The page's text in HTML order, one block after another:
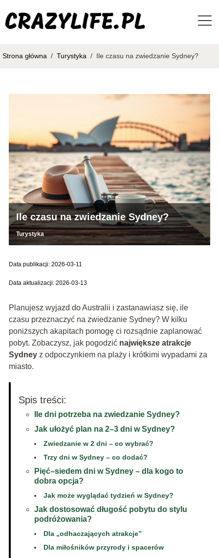
Strona główna / Turystyka / Ile czasu na zwiedzanie Sydney?
Ile czasu na zwiedzanie Sydney?
Turystyka
Data publikacji: 2026-03-11
Data aktualizacji: 2026-03-13
Planujesz wyjazd do Australii i zastanawiasz się, ile
czasu przeznaczyć na zwiedzanie Sydney? W kilku
poniższych akapitach pomogę ci rozsądnie zaplanować
pobyt. Zobaczysz, jak pogodzić największe atrakcje
Sydneyz odpoczynkiem na plaży i krótkimi wypadami za
miasto.
Spis treści:
Ile dni potrzeba na zwiedzanie Sydney?
Jak ułożyć plan na 2–3 dni w Sydney?
Zwiedzanie w 2 dni – co wybrać?
Trzy dni w Sydney – co dodać?
Pięć–siedem dni w Sydney – dla kogo to
dobra opcja?
Jak może wyglądać tydzień w Sydney?
Jak dostosować długość pobytu do stylu
podróżowania?
Dla „odhaczających atrakcje”
Dla miłośników przyrody i spacerów